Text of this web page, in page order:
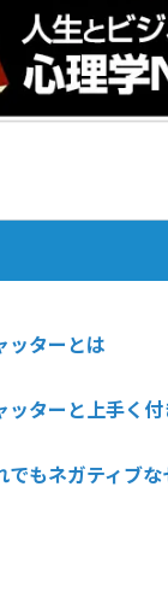
ッターとは
ッターと上手く
でもネガティブ